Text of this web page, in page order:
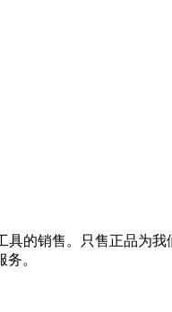
的销售。只售正品为
。